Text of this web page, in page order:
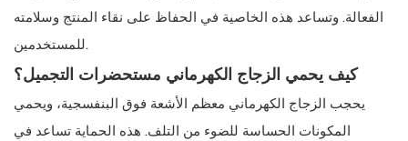
الفعالة. وتساعد هذه الخاصية في الحفاظ على نقاء المنتج وسلامته
للمستخدمين.
كيف يحمي الزجاج الكهرماني مستحضرات التجميل؟
يحجب الزجاج الكهرماني معظم الأشعة فوق البنفسجية، ويحمي
المكونات الحساسة للضوء من التلف. هذه الحماية تساعد في